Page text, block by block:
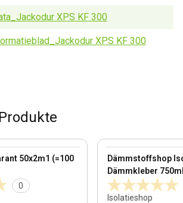
XPS KF 300
XPS KF 300
50x2m1 (=100
0
Dämmstoffshop
Dämmkleber
Isolatieshop
View product